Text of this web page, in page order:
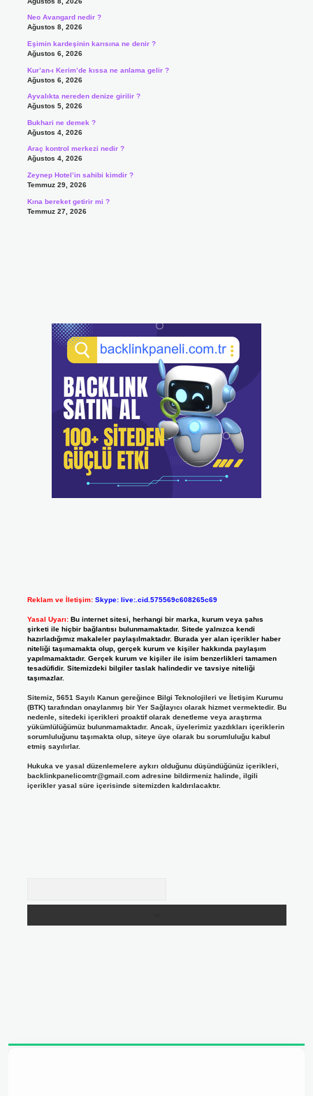
Neo Avangard nedir ?
Ağustos 8, 2026
Eşimin kardeşinin karısına ne denir ?
Ağustos 6, 2026
Kur’an-ı Kerim’de kıssa ne anlama gelir ?
Ağustos 6, 2026
Ayvalıkta nereden denize girilir ?
Ağustos 5, 2026
Bukhari ne demek ?
Ağustos 4, 2026
Araç kontrol merkezi nedir ?
Ağustos 4, 2026
Zeynep Hotel’in sahibi kimdir ?
Temmuz 29, 2026
Kına bereket getirir mi ?
Temmuz 27, 2026
Reklam ve İletişim: Skype: live:.cid.575569c608265c69
Yasal Uyarı: Bu internet sitesi, herhangi bir marka, kurum veya şahıs
şirketi ile hiçbir bağlantısı bulunmamaktadır. Sitede yalnızca kendi
hazırladığımız makaleler paylaşılmaktadır. Burada yer alan içerikler haber
niteliği taşımamakta olup, gerçek kurum ve kişiler hakkında paylaşım
yapılmamaktadır. Gerçek kurum ve kişiler ile isim benzerlikleri tamamen
tesadüfidir. Sitemizdeki bilgiler taslak halindedir ve tavsiye niteliği
taşımazlar.
Sitemiz, 5651 Sayılı Kanun gereğince Bilgi Teknolojileri ve İletişim Kurumu
(BTK) tarafından onaylanmış bir Yer Sağlayıcı olarak hizmet vermektedir. Bu
nedenle, sitedeki içerikleri proaktif olarak denetleme veya araştırma
yükümlülüğümüz bulunmamaktadır. Ancak, üyelerimiz yazdıkları içeriklerin
sorumluluğunu taşımakta olup, siteye üye olarak bu sorumluluğu kabul
etmiş sayılırlar.
Hukuka ve yasal düzenlemelere aykırı olduğunu düşündüğünüz içerikleri,
backlinkpanelicomtr@gmail.comadresine bildirmeniz halinde, ilgili
içerikler yasal süre içerisinde sitemizden kaldırılacaktır.